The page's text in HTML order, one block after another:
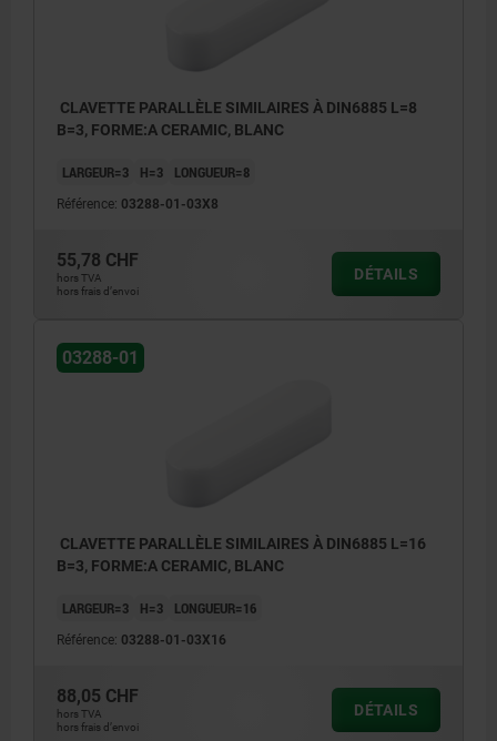
CLAVETTE PARALLÈLE SIMILAIRES À DIN6885 L=8
B=3, FORME:A CERAMIC, BLANC
LARGEUR=3 H=3 LONGUEUR=8
Référence: 03288-01-03X8
55,78 CHF
hors TVA
hors frais d’envoi
DÉTAILS
03288-01
CLAVETTE PARALLÈLE SIMILAIRES À DIN6885 L=16
B=3, FORME:A CERAMIC, BLANC
LARGEUR=3 H=3 LONGUEUR=16
Référence: 03288-01-03X16
88,05 CHF
hors TVA
hors frais d’envoi
DÉTAILS